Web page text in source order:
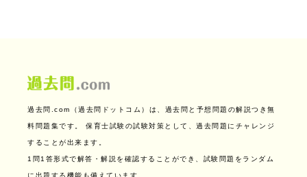
過去問.com（過去問ドットコム）は、過去問と予想問題の解説つき無
料問題集です。 保育士試験の試験対策として、過去問題にチャレンジ
することが出来ます。
1問1答形式で解答・解説を確認することができ、試験問題をランダム
に出題する機能も備えています。